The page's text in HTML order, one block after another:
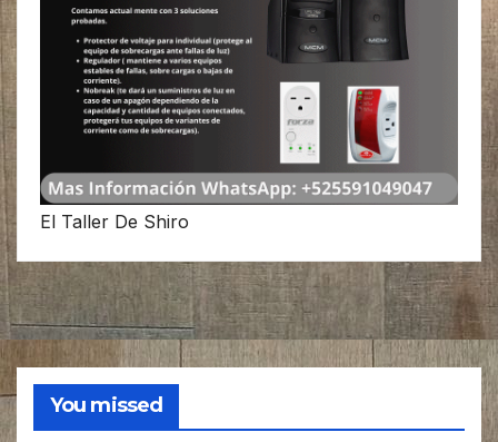
El Taller De Shiro
You missed